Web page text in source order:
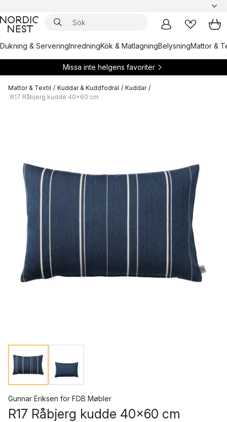
Dukning & ServeringInredningKök & MatlagningBelysningMattor &
Missa inte helgens favoriter
Mattor & Textil / Kuddar & Kuddfodral / Kuddar /
R17 Råbjerg kudde 40x60 cm
Gunnar Eriksen för FDB Møbler
R17 Råbjerg kudde 40x60 cm